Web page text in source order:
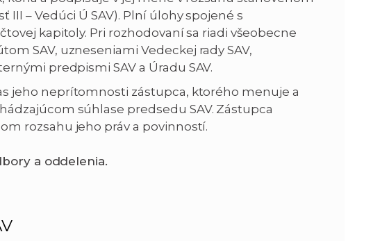
e
t
– Vedúci Ú SAV). Plní úlohy spojené s
kapitoly. Pri rozhodovaní sa riadi všeobecne
SAV, uzneseniami Vedeckej rady SAV,
predpismi SAV a Úradu SAV.
jeho neprítomnosti zástupca, ktorého menuje a
súhlase predsedu SAV. Zástupca
rozsahu jeho práv a povinností.
a oddelenia.